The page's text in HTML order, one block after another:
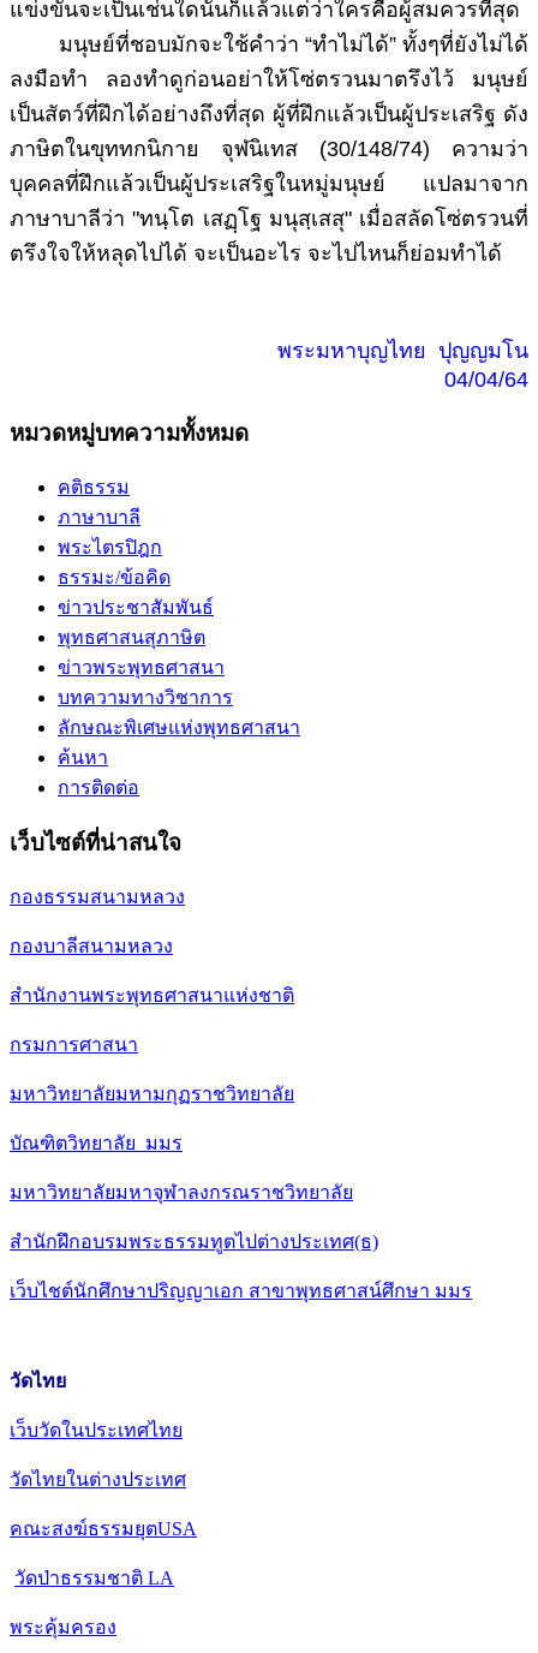
แข่งขันจะเป็นเช่นใดนั้นก็แล้วแต่ว่าใครคือผู้สมควรที่สุด
มนุษย์ที่ชอบมักจะใช้คำว่า “ทำไม่ได้” ทั้งๆที่ยังไม่ได้
ลงมือทำ ลองทำดูก่อนอย่าให้โซ่ตรวนมาตรึงไว้ มนุษย์
เป็นสัตว์ที่ฝึกได้อย่างถึงที่สุด ผู้ที่ฝึกแล้วเป็นผู้ประเสริฐ ดัง
ภาษิตในขุททกนิกาย จุฬนิเทส (30/148/74) ความว่า
บุคคลที่ฝึกแล้วเป็นผู้ประเสริฐในหมู่มนุษย์ แปลมาจาก
ภาษาบาลีว่า "ทนฺโต เสฏฺโฐ มนุสฺเสสุ" เมื่อสลัดโซ่ตรวนที่
ตรึงใจให้หลุดไปได้ จะเป็นอะไร จะไปไหนก็ย่อมทำได้
พระมหาบุญไทย ปุญญมโน
04/04/64
หมวดหมู่บทความทั้งหมด
คติธรรม
ภาษาบาลี
พระไตรปิฎก
ธรรมะ/ข้อคิด
ข่าวประชาสัมพันธ์
พุทธศาสนสุภาษิต
ข่าวพระพุทธศาสนา
บทความทางวิชาการ
ลักษณะพิเศษแห่งพุทธศาสนา
ค้นหา
การติดต่อ
เว็บไซต์ที่น่าสนใจ
กองธรรมสนามหลวง
กองบาลีสนามหลวง
สำนักงานพระพุทธศาสนาแห่งชาติ
กรมการศาสนา
มหาวิทยาลัยมหามกุฏราชวิทยาลัย
บัณฑิตวิทยาลัย มมร
มหาวิทยาลัยมหาจุฬาลงกรณราชวิทยาลัย
สำนักฝึกอบรมพระธรรมทูตไปต่างประเทศ(ธ)
เว็บไชต์นักศึกษาปริญญาเอก สาขาพุทธศาสน์ศึกษา มมร
วัดไทย
เว็บวัดในประเทศไทย
วัดไทยในต่างประเทศ
คณะสงฆ์ธรรมยุตUSA
วัดป่าธรรมชาติ LA
พระคุ้มครอง